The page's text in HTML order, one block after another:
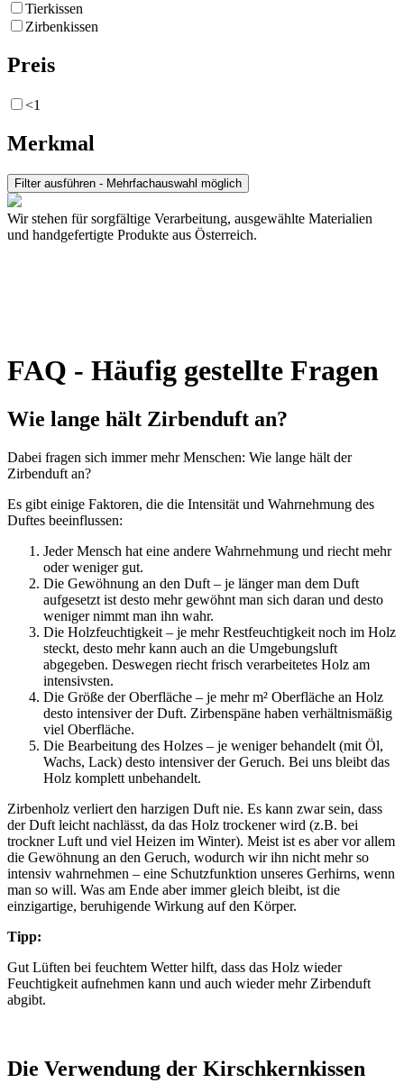
Tierkissen
Zirbenkissen
Preis
<1
Merkmal
Wir stehen für sorgfältige Verarbeitung, ausgewählte Materialien
und handgefertigte Produkte aus Österreich.
FAQ - Häufig gestellte Fragen
Wie lange hält Zirbenduft an?
Dabei fragen sich immer mehr Menschen: Wie lange hält der
Zirbenduft an?
Es gibt einige Faktoren, die die Intensität und Wahrnehmung des
Duftes beeinflussen:
Jeder Mensch hat eine andere Wahrnehmung und riecht mehr
oder weniger gut.
Die Gewöhnung an den Duft – je länger man dem Duft
aufgesetzt ist desto mehr gewöhnt man sich daran und desto
weniger nimmt man ihn wahr.
Die Holzfeuchtigkeit – je mehr Restfeuchtigkeit noch im Holz
steckt, desto mehr kann auch an die Umgebungsluft
abgegeben. Deswegen riecht frisch verarbeitetes Holz am
intensivsten.
Die Größe der Oberfläche – je mehr m² Oberfläche an Holz
desto intensiver der Duft. Zirbenspäne haben verhältnismäßig
viel Oberfläche.
Die Bearbeitung des Holzes – je weniger behandelt (mit Öl,
Wachs, Lack) desto intensiver der Geruch. Bei uns bleibt das
Holz komplett unbehandelt.
Zirbenholz verliert den harzigen Duft nie. Es kann zwar sein, dass
der Duft leicht nachlässt, da das Holz trockener wird (z.B. bei
trockner Luft und viel Heizen im Winter). Meist ist es aber vor allem
die Gewöhnung an den Geruch, wodurch wir ihn nicht mehr so
intensiv wahrnehmen – eine Schutzfunktion unseres Gerhirns, wenn
man so will. Was am Ende aber immer gleich bleibt, ist die
einzigartige, beruhigende Wirkung auf den Körper.
Tipp:
Gut Lüften bei feuchtem Wetter hilft, dass das Holz wieder
Feuchtigkeit aufnehmen kann und auch wieder mehr Zirbenduft
abgibt.
Die Verwendung der Kirschkernkissen